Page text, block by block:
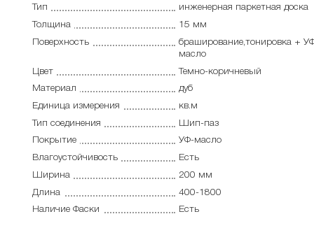
Тип
инженерная паркетная доска
Толщина
15 мм
Поверхность
браширование,тонировка +
масло
Цвет
Темно-коричневый
Материал
дуб
Единица измерения
кв.м
Тип соединения
Шип-паз
Покрытие
УФ-масло
Влагоустойчивость
Есть
Ширина
200 мм
Длина
400-1800
Наличие Фаски
Есть